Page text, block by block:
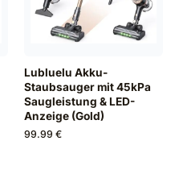
Lubluelu Akku-
Staubsauger mit 45kPa
Saugleistung & LED-
Anzeige (Gold)
99.99 €